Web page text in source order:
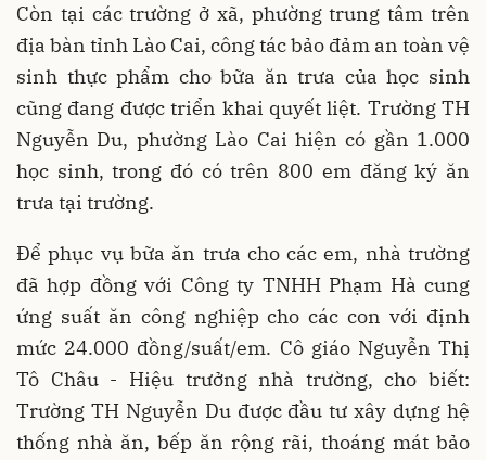
Còn tại các trường ở xã, phường trung tâm trên
địa bàn tỉnh Lào Cai, công tác bảo đảm an toàn vệ
sinh thực phẩm cho bữa ăn trưa của học sinh
cũng đang được triển khai quyết liệt. Trường TH
Nguyễn Du, phường Lào Cai hiện có gần 1.000
học sinh, trong đó có trên 800 em đăng ký ăn
trưa tại trường.
Để phục vụ bữa ăn trưa cho các em, nhà trường
đã hợp đồng với Công ty TNHH Phạm Hà cung
ứng suất ăn công nghiệp cho các con với định
mức 24.000 đồng/suất/em. Cô giáo Nguyễn Thị
Tô Châu - Hiệu trưởng nhà trường, cho biết:
Trường TH Nguyễn Du được đầu tư xây dựng hệ
thống nhà ăn, bếp ăn rộng rãi, thoáng mát bảo